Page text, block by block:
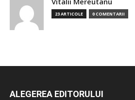
23 ARTICOLE 0 COMENTARII
ALEGEREA EDITORULUI